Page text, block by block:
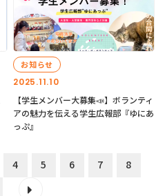
2025.11.10
お知らせ
【学生メンバー大募集📣】ボランティ
アの魅力を伝える学生広報部『ゆにあ
っぷ』
4 5 6 7
8